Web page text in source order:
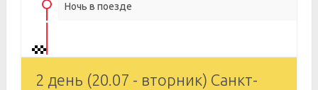
Ночь в поезде
2 день (20.07 - вторник) Санкт-